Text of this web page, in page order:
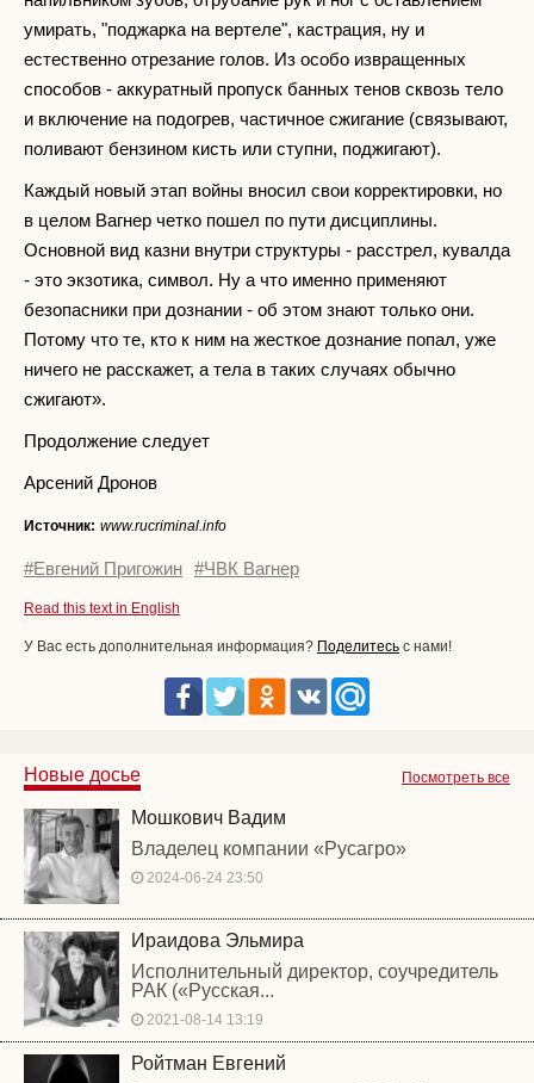
умирать, "поджарка на вертеле", кастрация, ну и
естественно отрезание голов. Из особо извращенных
способов - аккуратный пропуск банных тенов сквозь тело
и включение на подогрев, частичное сжигание (связывают,
поливают бензином кисть или ступни, поджигают).
Каждый новый этап войны вносил свои корректировки, но
в целом Вагнер четко пошел по пути дисциплины.
Основной вид казни внутри структуры - расстрел, кувалда
- это экзотика, символ. Ну а что именно применяют
безопасники при дознании - об этом знают только они.
Потому что те, кто к ним на жесткое дознание попал, уже
ничего не расскажет, а тела в таких случаях обычно
сжигают».
Продолжение следует
Арсений Дронов
Источник: www.rucriminal.info
#Евгений Пригожин #ЧВК Вагнер
Read this text in English
У Вас есть дополнительная информация? Поделитесь с нами!
Посмотреть все
Новые досье
Мошкович Вадим
Владелец компании «Русагро»
2024-06-24 23:50
Ираидова Эльмира
Исполнительный директор, соучредитель
РАК («Русская...
2021-08-14 13:19
Ройтман Евгений